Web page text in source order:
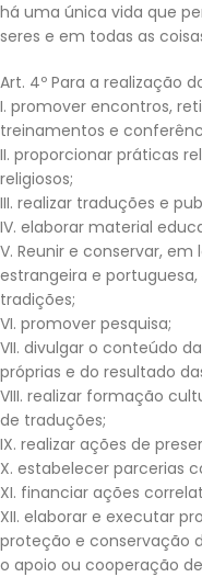
há uma única vida que
seres e em todas as
Art. 4º Para a realização
I. promover encontros,
treinamentos e
II. proporcionar práticas
religiosos;
III. realizar traduções e
IV. elaborar material
V. Reunir e conservar,
estrangeira e
tradições;
VI. promover pesquisa;
VII. divulgar o conteúdo
próprias e do resultado
VIII. realizar formação
de traduções;
IX. realizar ações de
X. estabelecer parcerias
XI. financiar ações
XII. elaborar e executar
proteção e conservação
o apoio ou cooperação